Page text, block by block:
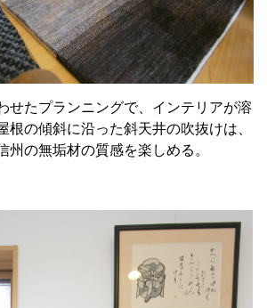
せたプランニングで、インテリアが溶
根の傾斜に沿った斜天井の吹抜けは、
州の無垢材の質感を楽しめる。